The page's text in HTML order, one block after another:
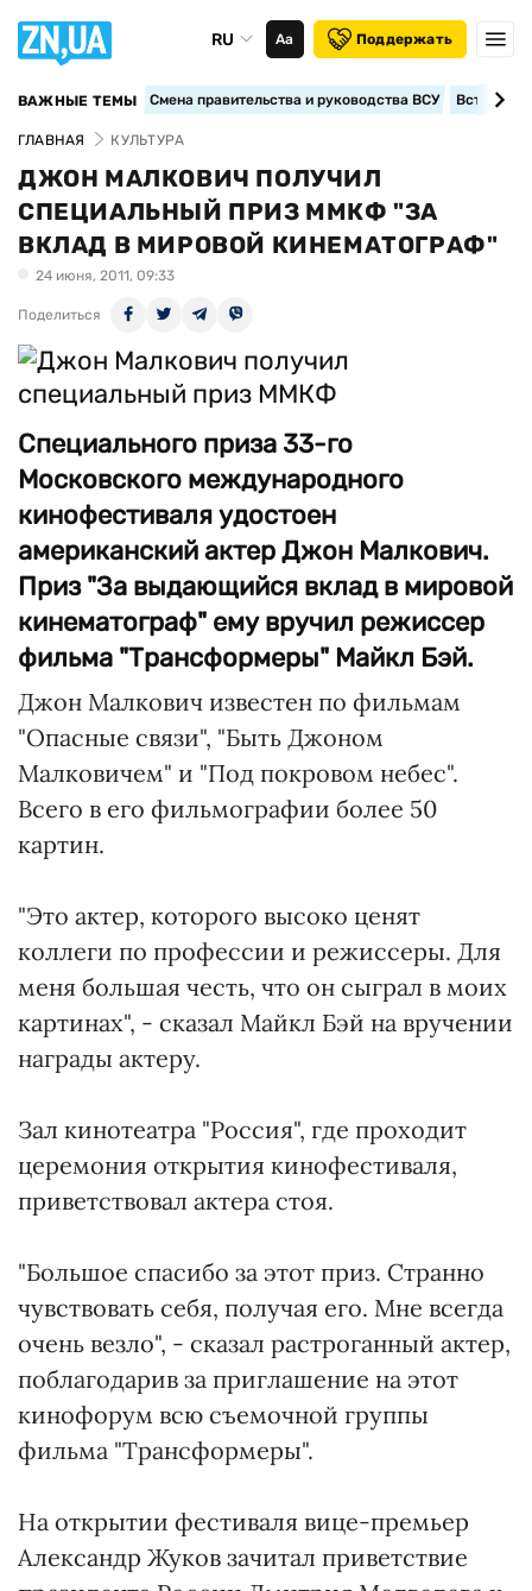
RU Аа Поддержать
ВАЖНЫЕ ТЕМЫ Смена правительства и руководства ВСУ
ГЛАВНАЯ КУЛЬТУРА
ДЖОН МАЛКОВИЧ ПОЛУЧИЛ
СПЕЦИАЛЬНЫЙ ПРИЗ ММКФ "ЗА
ВКЛАД В МИРОВОЙ КИНЕМАТОГРАФ"
24 июня, 2011, 09:33
Поделиться
Специального приза 33-го
Московского международного
кинофестиваля удостоен
американский актер Джон Малкович.
Приз "За выдающийся вклад в мировой
кинематограф" ему вручил режиссер
фильма "Трансформеры" Майкл Бэй.
Джон Малкович известен по фильмам
"Опасные связи", "Быть Джоном
Малковичем" и "Под покровом небес".
Всего в его фильмографии более 50
картин.
"Это актер, которого высоко ценят
коллеги по профессии и режиссеры. Для
меня большая честь, что он сыграл в моих
картинах", - сказал Майкл Бэй на вручении
награды актеру.
Зал кинотеатра "Россия", где проходит
церемония открытия кинофестиваля,
приветствовал актера стоя.
"Большое спасибо за этот приз. Странно
чувствовать себя, получая его. Мне всегда
очень везло", - сказал растроганный актер,
поблагодарив за приглашение на этот
кинофорум всю съемочной группы
фильма "Трансформеры".
На открытии фестиваля вице-премьер
Александр Жуков зачитал приветствие